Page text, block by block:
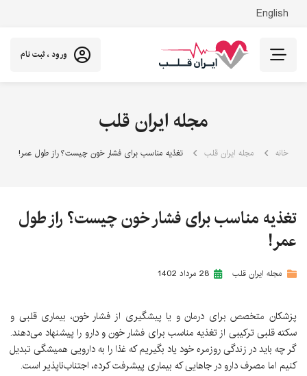
English
ورود ، ثبت نام
مجله ایران قلب
خانه مجله ایران قلب تغذیه مناسب برای فشار خون چیست؟ راز طول عمر!
تغذیه مناسب برای فشار خون چیست؟ راز طول
عمر!
مجله ایران قلب 28 مرداد 1402
پزشکان متخصص برای درمان و یا پیشگیری از فشار خون، بیماری قلبی و
سکته قلبی ترکیبی از تغذیه مناسب برای فشار خون و دارو را پیشنهاد می‌دهند.
گر چه باید در زندگی روزمره خود یاد بگیریم که غذا را به دارویی همیشگی تبدیل
کنیم اما مصرف دارو در جاهایی که بیماری پیشرفت کرده، اجتناب‌ناپذیر است.